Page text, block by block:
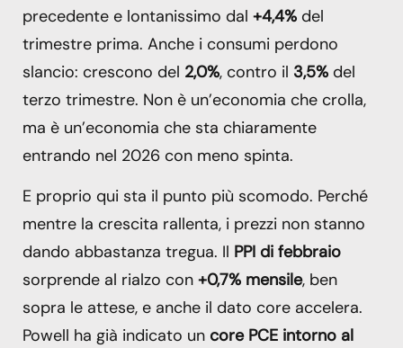
precedente e lontanissimo dal +4,4% del
trimestre prima. Anche i consumi perdono
slancio: crescono del 2,0%, contro il 3,5% del
terzo trimestre. Non è un’economia che crolla,
ma è un’economia che sta chiaramente
entrando nel 2026 con meno spinta.
E proprio qui sta il punto più scomodo. Perché
mentre la crescita rallenta, i prezzi non stanno
dando abbastanza tregua. Il PPI di febbraio
sorprende al rialzo con +0,7% mensile, ben
sopra le attese, e anche il dato core accelera.
Powell ha già indicato un core PCE intorno al